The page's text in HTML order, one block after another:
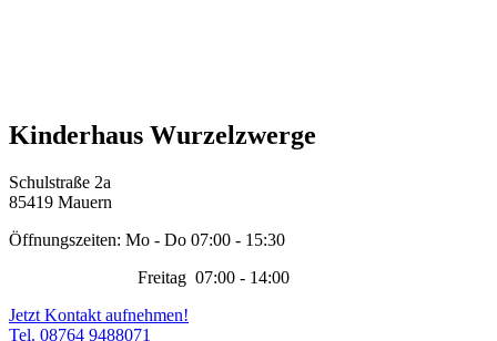
Kinderhaus Wurzelzwerge
Schulstraße 2a
85419 Mauern
Öffnungszeiten: Mo - Do 07:00 - 15:30
Freitag 07:00 - 14:00
Jetzt Kontakt aufnehmen!
Tel. 08764 9488071